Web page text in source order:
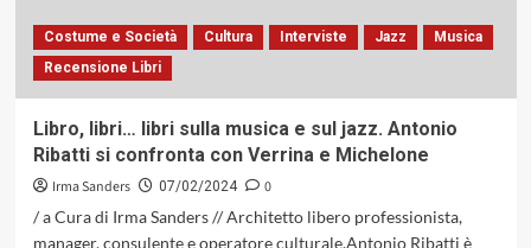
Costume e Società Cultura Interviste Jazz
Musica
Recensione Libri
Libro, libri… libri sulla musica e sul jazz. Antonio
Ribatti si confronta con Verrina e Michelone
Irma Sanders 07/02/2024
0
/ a Cura di Irma Sanders // Architetto libero professionista,
manager, consulente e operatore culturale,Antonio Ribatti è